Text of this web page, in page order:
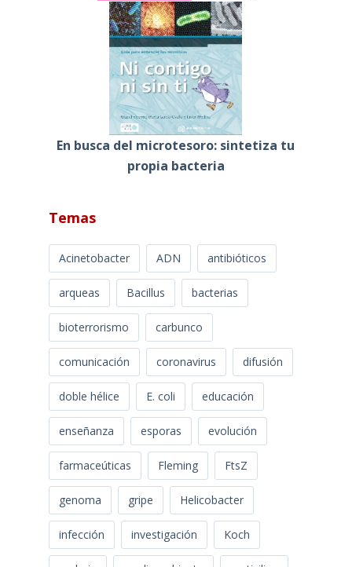
En busca del microtesoro: sintetiza tu
propia bacteria
Temas
Acinetobacter ADN antibióticos
arqueas Bacillus bacterias
bioterrorismo carbunco
comunicación coronavirus difusión
doble hélice E. coli educación
enseñanza esporas evolución
farmaceúticas Fleming FtsZ
genoma gripe Helicobacter
infección investigación Koch